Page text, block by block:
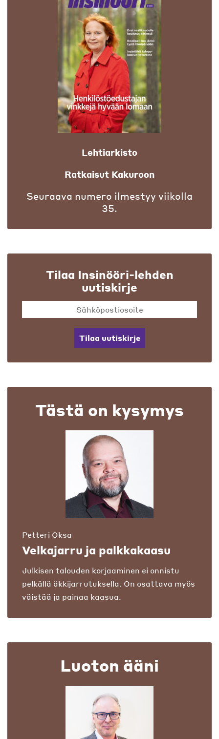
Lehtiarkisto
Ratkaisut Kakuroon
Seuraava numero ilmestyy viikolla
35.
Tilaa Insinööri-lehden
uutiskirje
Tilaa uutiskirje
Tästä on kysymys
Petteri Oksa
Velkajarru ja palkkakaasu
Julkisen talouden korjaaminen ei onnistu
pelkällä äkkijarrutuksella. On osattava myös
väistää ja painaa kaasua.
Luoton ääni